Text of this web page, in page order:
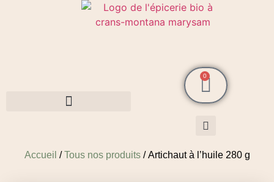
0
Accueil /Tous nos produits/ Artichaut à l’huile 280 g